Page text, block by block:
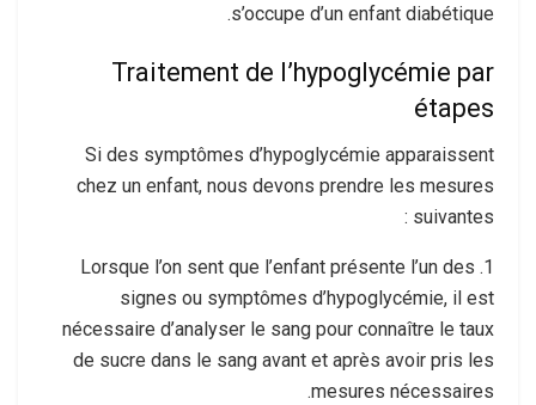
s’occupe d’un enfant diabétique.
Traitement de l’hypoglycémie par
étapes
Si des symptômes d’hypoglycémie apparaissent
chez un enfant, nous devons prendre les mesures
suivantes :
1. Lorsque l’on sent que l’enfant présente l’un des
signes ou symptômes d’hypoglycémie, il est
nécessaire d’analyser le sang pour connaître le taux
de sucre dans le sang avant et après avoir pris les
mesures nécessaires.